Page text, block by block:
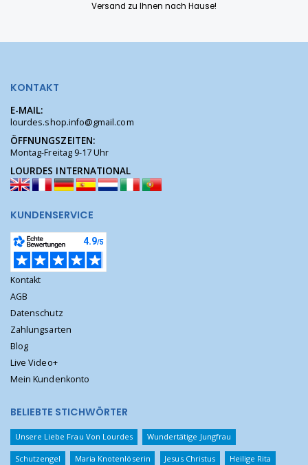
Versand zu Ihnen nach Hause!
KONTAKT
E-MAIL:
lourdes.shop.info@gmail.com
ÖFFNUNGSZEITEN:
Montag-Freitag 9-17 Uhr
LOURDES INTERNATIONAL
KUNDENSERVICE
Kontakt
AGB
Datenschutz
Zahlungsarten
Blog
Live Video+
Mein Kundenkonto
BELIEBTE STICHWÖRTER
Unsere Liebe Frau Von Lourdes Wundertätige Jungfrau
Schutzengel Maria Knotenlöserin Jesus Christus Heilige Rita